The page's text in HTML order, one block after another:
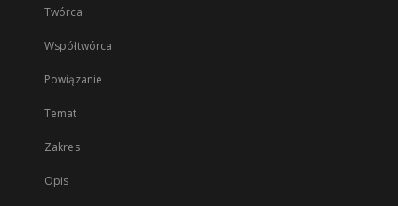
Twórca
Współtwórca
Powiązanie
Temat
Zakres
Opis